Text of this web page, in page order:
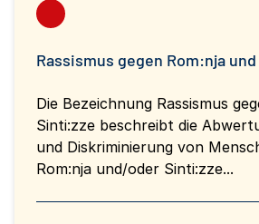
Rassismus gegen Rom:nja
Die Bezeichnung Rassismus
Sinti:zze beschreibt die
und Diskriminierung von
Rom:nja und/oder Sinti:zze...